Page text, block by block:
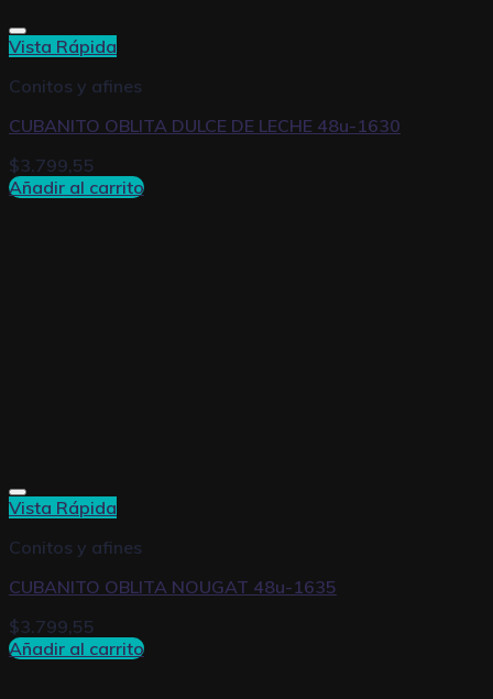
Vista Rápida
Conitos y afines
CUBANITO OBLITA DULCE DE LECHE 48u-1630
$3.799,55
Añadir al carrito
Vista Rápida
Conitos y afines
CUBANITO OBLITA NOUGAT 48u-1635
$3.799,55
Añadir al carrito